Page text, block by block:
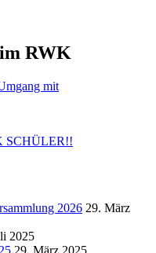
RWK
mit
SCHÜLER!!
2026 29. März
2025
29. März 2025